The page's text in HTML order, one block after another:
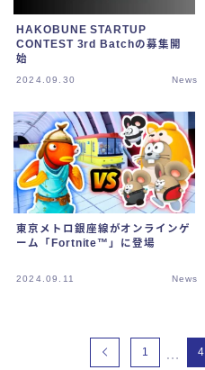
HAKOBUNE STARTUP
CONTEST 3rd Batchの募集開
始
2024.09.30 News
東京メトロ銀座線がオンラインゲ
ーム「Fortnite™」に登場
2024.09.11 News
1 … 4